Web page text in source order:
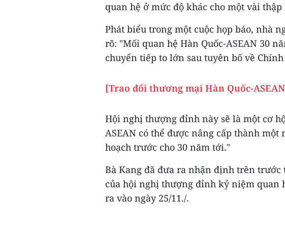
quan hệ ở mức độ khác cho một vài
Phát biểu trong một cuộc họp báo, nhà
rõ: "Mối quan hệ Hàn Quốc-ASEAN 30
chuyển tiếp to lớn sau tuyên bố về
[Trao đổi thương mại Hàn Quốc-
Hội nghị thượng đỉnh này sẽ là một cơ
ASEAN có thể được nâng cấp thành một
hoạch trước cho 30 năm tới."
Bà Kang đã đưa ra nhận định trên
của hội nghị thượng đỉnh kỷ niệm quan
ra vào ngày 25/11./.